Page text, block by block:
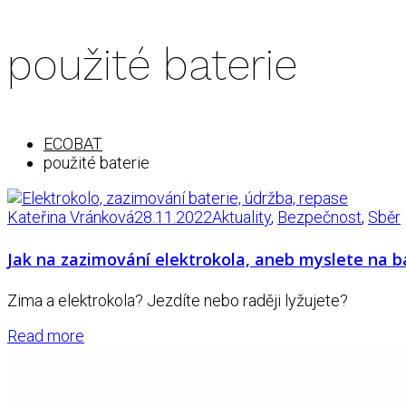
použité baterie
ECOBAT
použité baterie
Kateřina Vránková28.11.2022Aktuality, Bezpečnost, Sběr
Jak na zazimování elektrokola, aneb myslete na
Zima a elektrokola? Jezdíte nebo raději lyžujete?
Read more